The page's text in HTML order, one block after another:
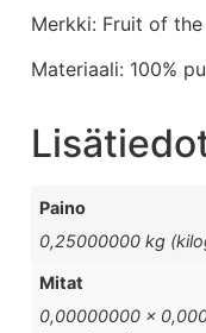
Merkki: Fruit of the
Materiaali: 100%
Paino
0,25000000 kg
Mitat
0,00000000 ×